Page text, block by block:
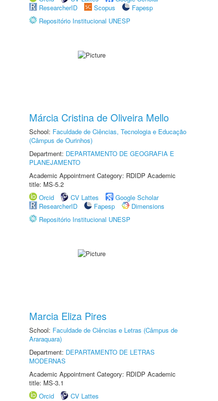
ResearcherID
Scopus
Fapesp
Repositório Institucional UNESP
Márcia Cristina de Oliveira Mello
School: Faculdade de Ciências, Tecnologia e Educação
(Câmpus de Ourinhos)
Department: DEPARTAMENTO DE GEOGRAFIA E
PLANEJAMENTO
Academic Appointment Category: RDIDP Academic
title: MS-5.2
Orcid
CV Lattes
Google Scholar
ResearcherID
Fapesp
Dimensions
Repositório Institucional UNESP
Marcia Eliza Pires
School: Faculdade de Ciências e Letras (Câmpus de
Araraquara)
Department: DEPARTAMENTO DE LETRAS
MODERNAS
Academic Appointment Category: RDIDP Academic
title: MS-3.1
Orcid
CV Lattes